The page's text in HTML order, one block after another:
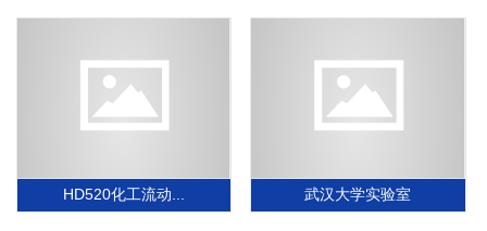
服务部，每年至少对用户回访两次，了解产品的运行，并参与仪器保养。
HD520化工流动... 武汉大学实验室